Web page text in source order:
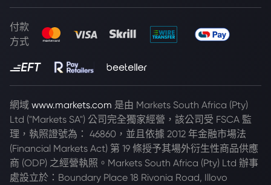
付款
方式
網域 www.markets.com 是由 Markets South Africa (Pty)
Ltd ("Markets SA") 公司完全獨家經營，該公司受 FSCA 監
理，執照證號為： 46860，並且依據 2012 年金融市場法
(Financial Markets Act) 第 19 條授予其場外衍生性商品供應
商 (ODP) 之經營執照。Markets South Africa (Pty) Ltd 辦事
處設立於：Boundary Place 18 Rivonia Road, Illovo